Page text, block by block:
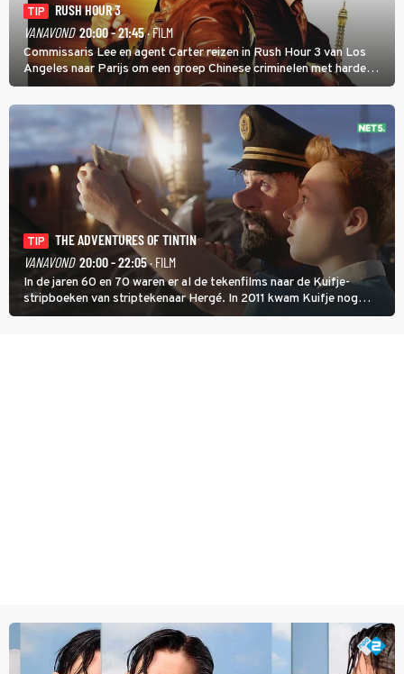
TIP
RUSH HOUR 3
VANAVOND 20:00 - 21:45· FILM
Commissaris Lee en agent Carter reizen in Rush Hour 3 van Los
Angeles naar Parijs om een groep Chinese criminelen met harde
hand aan te pakken.
TIP
THE ADVENTURES OF TINTIN
VANAVOND 20:00 - 22:05· FILM
In de jaren 60 en 70 waren er al de tekenfilms naar de Kuifje-
stripboeken van striptekenaar Hergé. In 2011 kwam Kuifje nog
meer tot leven in The Adventures of Tintin van Steven Spielberg.